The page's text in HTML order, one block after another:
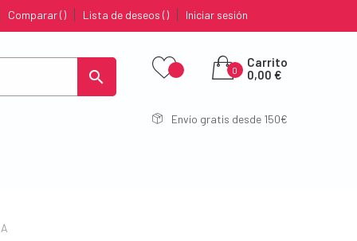
Iniciar sesión
Lista de deseos
Comparar
 0
Carrito
0,00 €
Envío gratis desde 150€